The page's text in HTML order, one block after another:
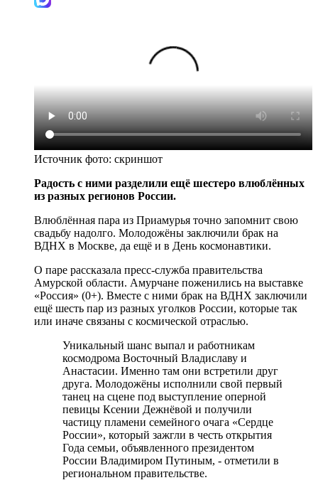
Источник фото: скриншот
Радость с ними разделили ещё шестеро влюблённых
из разных регионов России.
Влюблённая пара из Приамурья точно запомнит свою
свадьбу надолго. Молодожёны заключили брак на
ВДНХ в Москве, да ещё и в День космонавтики.
О паре рассказала пресс-служба правительства
Амурской области. Амурчане поженились на выставке
«Россия» (0+). Вместе с ними брак на ВДНХ заключили
ещё шесть пар из разных уголков России, которые так
или иначе связаны с космической отраслью.
Уникальный шанс выпал и работникам
космодрома Восточный Владиславу и
Анастасии. Именно там они встретили друг
друга. Молодожёны исполнили свой первый
танец на сцене под выступление оперной
певицы Ксении Дежнёвой и получили
частицу пламени семейного очага «Сердце
России», который зажгли в честь открытия
Года семьи, объявленного президентом
России Владимиром Путиным, - отметили в
региональном правительстве.